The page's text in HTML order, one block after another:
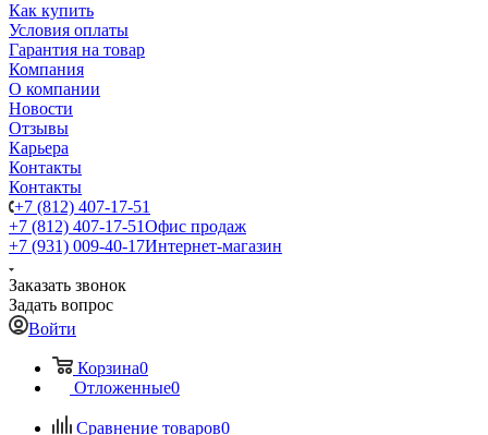
Как купить
Условия оплаты
Гарантия на товар
Компания
О компании
Новости
Отзывы
Карьера
Контакты
Контакты
+7 (812) 407-17-51
+7 (812) 407-17-51Офис продаж
+7 (931) 009-40-17Интернет-магазин
Заказать звонок
Задать вопрос
Войти
Корзина0
Отложенные0
Сравнение товаров0